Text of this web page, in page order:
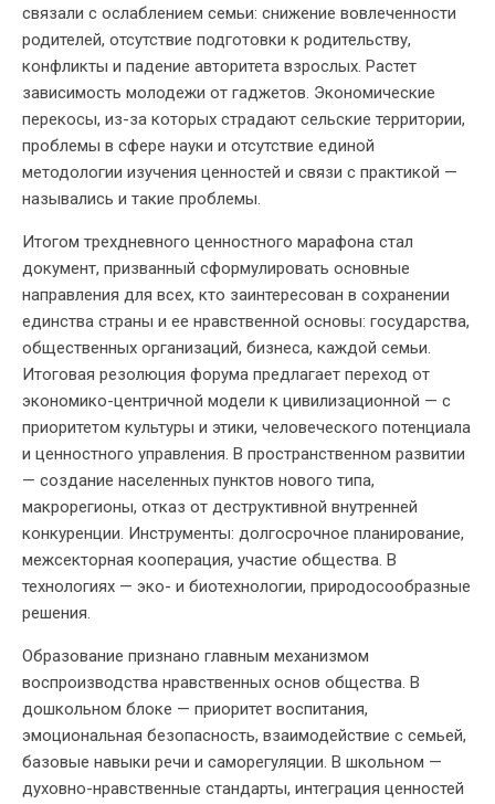
связали с ослаблением семьи: снижение вовлеченности
родителей, отсутствие подготовки к родительству,
конфликты и падение авторитета взрослых. Растет
зависимость молодежи от гаджетов. Экономические
перекосы, из-за которых страдают сельские территории,
проблемы в сфере науки и отсутствие единой
методологии изучения ценностей и связи с практикой —
назывались и такие проблемы.
Итогом трехдневного ценностного марафона стал
документ, призванный сформулировать основные
направления для всех, кто заинтересован в сохранении
единства страны и ее нравственной основы: государства,
общественных организаций, бизнеса, каждой семьи.
Итоговая резолюция форума предлагает переход от
экономико-центричной модели к цивилизационной — с
приоритетом культуры и этики, человеческого потенциала
и ценностного управления. В пространственном развитии
— создание населенных пунктов нового типа,
макрорегионы, отказ от деструктивной внутренней
конкуренции. Инструменты: долгосрочное планирование,
межсекторная кооперация, участие общества. В
технологиях — эко- и биотехнологии, природосообразные
решения.
Образование признано главным механизмом
воспроизводства нравственных основ общества. В
дошкольном блоке — приоритет воспитания,
эмоциональная безопасность, взаимодействие с семьей,
базовые навыки речи и саморегуляции. В школьном —
духовно-нравственные стандарты, интеграция ценностей